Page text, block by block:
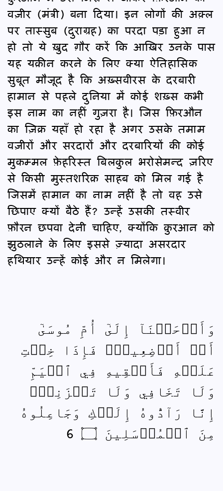
वज़ीर (मंत्री) बना दिया। इन लोगों की अक़्ल
पर तास्सुब (दुराग्रह) का परदा पड़ा हुआ न
हो तो ये ख़ुद ग़ौर करें कि आख़िर उनके पास
यह यक़ीन करने के लिए क्या ऐतिहासिक
सुबूत मौजूद है कि अख़्सवीरस के दरबारी
हामान से पहले दुनिया में कोई शख़्स कभी
इस नाम का नहीं गुज़रा है। जिस फ़िरऔन
का ज़िक्र यहाँ हो रहा है अगर उसके तमाम
वज़ीरों और सरदारों और दरबारियों की कोई
मुकम्मल फ़ेहरिस्त बिलकुल भरोसेमन्द ज़रिए
से किसी मुस्तशरिक़ साहब को मिल गई है
जिसमें हामान का नाम नहीं है तो वह उसे
छिपाए क्यों बैठे हैं? उन्हें उसकी तस्वीर
फ़ौरन छपवा देनी चाहिए, क्योंकि क़ुरआन को
झुठलाने के लिए इससे ज़्यादा असरदार
हथियार उन्हें कोई और न मिलेगा।
وَأَوۡحَيۡنَآ إِلَىٰٓ أُمِّ مُوسَىٰٓ
أَنۡ أَرۡضِعِيهِۖ فَإِذَا خِفۡتِ
عَلَيۡهِ فَأَلۡقِيهِ فِي ٱلۡيَمِّ
وَلَا تَخَافِي وَلَا تَحۡزَنِيٓۖ
إِنَّا رَآدُّوهُ إِلَيۡكِ وَجَاعِلُوهُ
مِنَ ٱلۡمُرۡسَلِينَ ۝ 6